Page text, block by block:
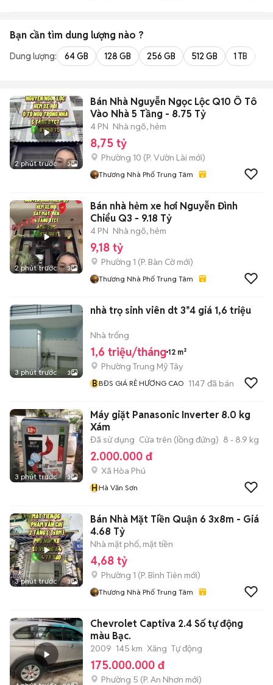
Bạn cần tìm dung lượng nào ?
Dung lượng: 64 GB 128 GB 256 GB 512 GB 1 TB
2 phút trước 3
Bán Nhà Nguyễn Ngọc Lộc Q10 Ô Tô
Vào Nhà 5 Tầng - 8.75 Tỷ
4 PN Nhà ngõ, hẻm
8,75 tỷ
Phường 10 (P. Vườn Lài mới)
Thương Nhà Phố Trung Tâm
2 phút trước 3
Bán nhà hẻm xe hơi Nguyễn Đình
Chiểu Q3 - 9.18 Tỷ
4 PN Nhà ngõ, hẻm
9,18 tỷ
Phường 1 (P. Bàn Cờmới)
Thương Nhà Phố Trung Tâm
3 phút trước 3
nhà trọ sinh viên dt 3*4 giá 1,6 triệu
Nhà trống
1,6 triệu/tháng 12 m²
Phường Trung Mỹ Tây
BBĐS GIÁ RẺ HƯƠNG CAO 1147 đã bán
3 phút trước 3
Máy giặt Panasonic Inverter 8.0 kg
Xám
Đã sử dụng Cửa trên (lồng đứng) 8 - 8.9 kg
2.000.000 đ
Xã Hòa Phú
HHà Văn Sơn
3 phút trước 3
Bán Nhà Mặt Tiền Quận 6 3x8m - Giá
4.68 Tỷ
Nhà mặt phố, mặt tiền
4,68 tỷ
Phường 1 (P. Bình Tiên mới)
Thương Nhà Phố Trung Tâm
Chevrolet Captiva 2.4 Số tự động
màu Bạc.
2009 145 km Xăng Tự động
175.000.000 đ
Phường 5 (P. An Nhơn mới)